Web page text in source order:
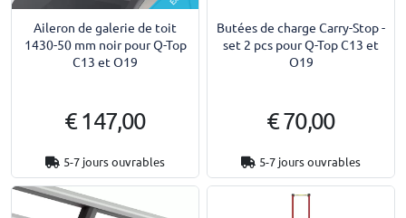
Aileron de galerie de toit
1430-50 mm noir pour Q-Top
C13 et O19
€ 147,00
5-7 jours ouvrables
Butées de charge Carry-Stop -
set 2 pcs pour Q-Top C13 et
O19
€ 70,00
5-7 jours ouvrables